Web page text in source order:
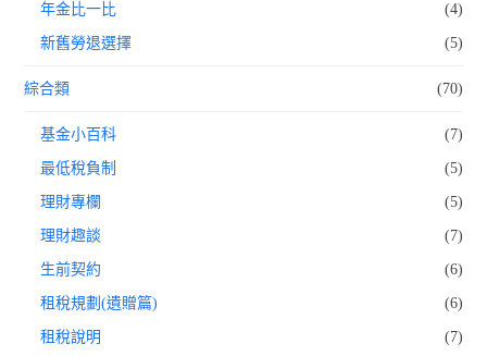
年金比一比 (4)
新舊勞退選擇 (5)
綜合類 (70)
基金小百科 (7)
最低稅負制 (5)
理財專欄 (5)
理財趣談 (7)
生前契約 (6)
租稅規劃(遺贈篇) (6)
租稅說明 (7)